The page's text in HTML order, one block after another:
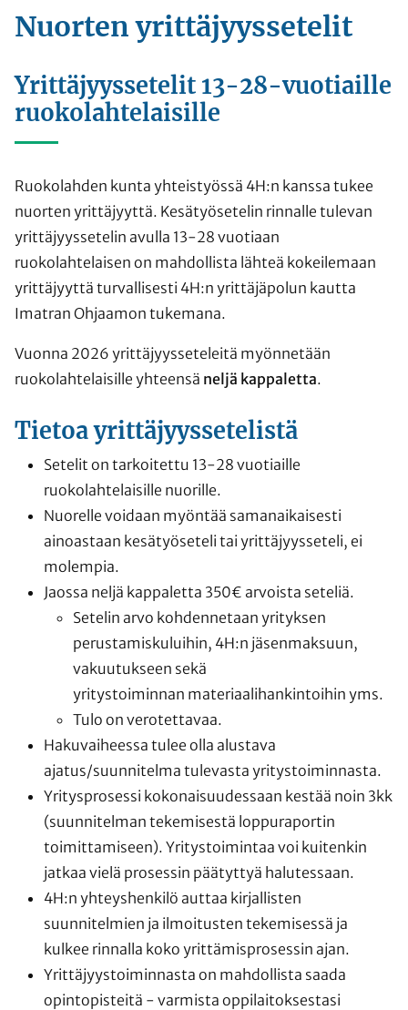
Nuorten yrittäjyyssetelit
Yrittäjyyssetelit 13-28-vuotiaille
ruokolahtelaisille
Ruokolahden kunta yhteistyössä 4H:n kanssa tukee
nuorten yrittäjyyttä. Kesätyösetelin rinnalle tulevan
yrittäjyyssetelin avulla 13-28 vuotiaan
ruokolahtelaisen on mahdollista lähteä kokeilemaan
yrittäjyyttä turvallisesti 4H:n yrittäjäpolun kautta
Imatran Ohjaamon tukemana.
Vuonna 2026 yrittäjyysseteleitä myönnetään
ruokolahtelaisille yhteensä neljä kappaletta.
Tietoa yrittäjyyssetelistä
Setelit on tarkoitettu 13-28 vuotiaille
ruokolahtelaisille nuorille.
Nuorelle voidaan myöntää samanaikaisesti
ainoastaan kesätyöseteli tai yrittäjyysseteli, ei
molempia.
Jaossa neljä kappaletta 350€ arvoista seteliä.
Setelin arvo kohdennetaan yrityksen
perustamiskuluihin, 4H:n jäsenmaksuun,
vakuutukseen sekä
yritystoiminnan materiaalihankintoihin yms.
Tulo on verotettavaa.
Hakuvaiheessa tulee olla alustava
ajatus/suunnitelma tulevasta yritystoiminnasta.
Yritysprosessi kokonaisuudessaan kestää noin 3kk
(suunnitelman tekemisestä loppuraportin
toimittamiseen). Yritystoimintaa voi kuitenkin
jatkaa vielä prosessin päätyttyä halutessaan.
4H:n yhteyshenkilö auttaa kirjallisten
suunnitelmien ja ilmoitusten tekemisessä ja
kulkee rinnalla koko yrittämisprosessin ajan.
Yrittäjyystoiminnasta on mahdollista saada
opintopisteitä - varmista oppilaitoksestasi